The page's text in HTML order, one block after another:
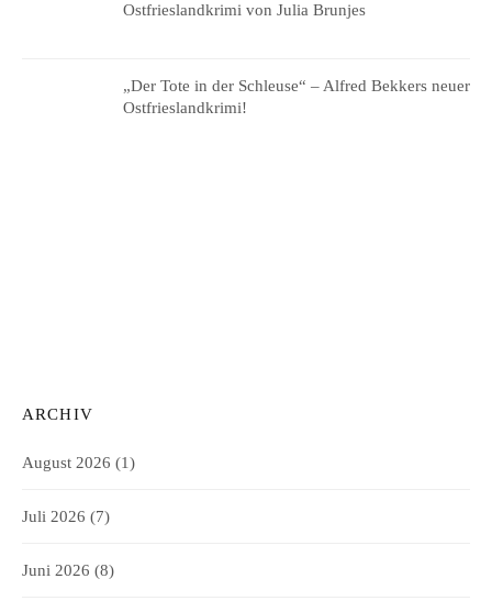
Ostfrieslandkrimi von Julia Brunjes
„Der Tote in der Schleuse“ – Alfred Bekkers neuer
Ostfrieslandkrimi!
ARCHIV
August 2026 (1)
Juli 2026 (7)
Juni 2026 (8)